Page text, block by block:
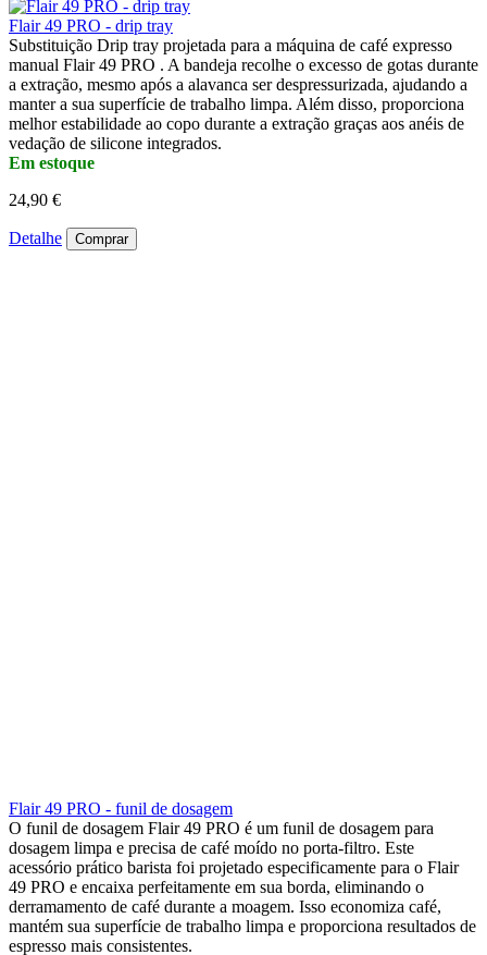
Flair 49 PRO - drip tray
Substituição Drip tray projetada para a máquina de café expresso
manual Flair 49 PRO . A bandeja recolhe o excesso de gotas durante
a extração, mesmo após a alavanca ser despressurizada, ajudando a
manter a sua superfície de trabalho limpa. Além disso, proporciona
melhor estabilidade ao copo durante a extração graças aos anéis de
vedação de silicone integrados.
Em estoque
24,90 €
Detalhe Comprar
Flair 49 PRO - funil de dosagem
O funil de dosagem Flair 49 PRO é um funil de dosagem para
dosagem limpa e precisa de café moído no porta-filtro. Este
acessório prático barista foi projetado especificamente para o Flair
49 PRO e encaixa perfeitamente em sua borda, eliminando o
derramamento de café durante a moagem. Isso economiza café,
mantém sua superfície de trabalho limpa e proporciona resultados de
espresso mais consistentes.